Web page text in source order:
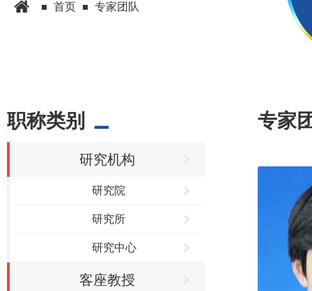
首页 专家团队
职称类别
研究机构
研究院
研究所
研究中心
客座教授
专家